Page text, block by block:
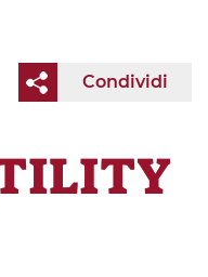
Condividi